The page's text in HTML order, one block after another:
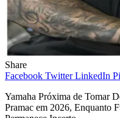
Share
Facebook Twitter LinkedIn
Yamaha Próxima de Tomar
Pramac em 2026, Enquanto